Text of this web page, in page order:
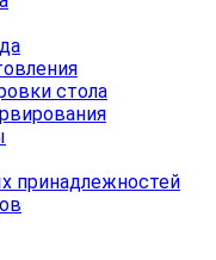
стола
принадлежностей